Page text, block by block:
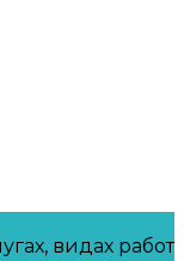
видах работ